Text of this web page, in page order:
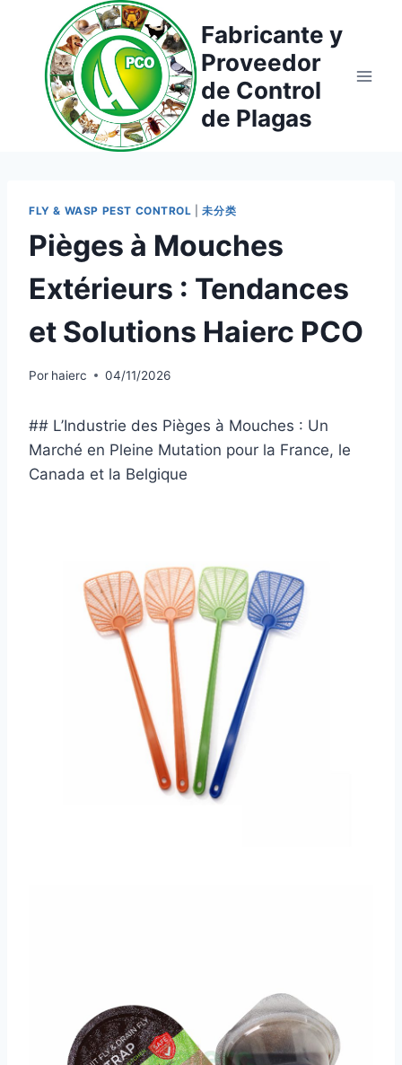
contenido
Fabricante y
Proveedor
de Control
de Plagas
FLY & WASP PEST CONTROL |未分类
Pièges à Mouches
Extérieurs : Tendances
et Solutions Haierc PCO
Por haierc 04/11/2026
## L’Industrie des Pièges à Mouches : Un
Marché en Pleine Mutation pour la France, le
Canada et la Belgique